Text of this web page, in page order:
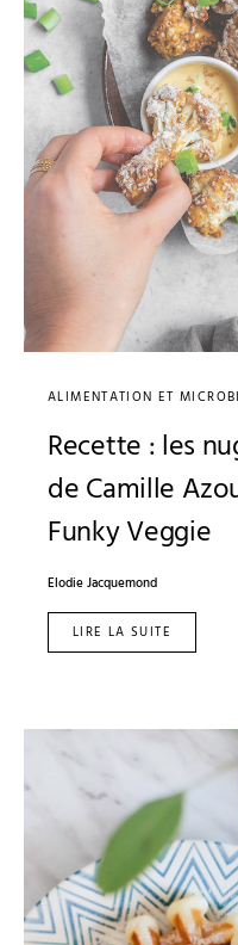
ALIMENTATION ET
Recette : les
de Camille
Funky Veggie
Elodie Jacquemond
LIRE LA SUITE